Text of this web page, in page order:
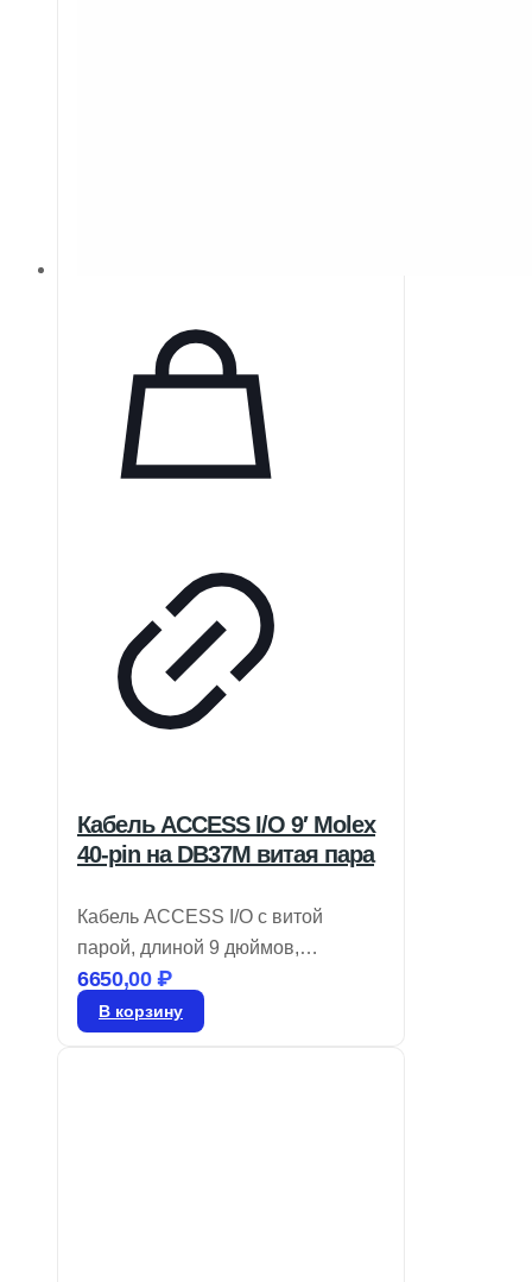
Кабель ACCESS I/O 9′ Molex
40-pin на DB37M витая пара
Кабель ACCESS I/O с витой
парой, длиной 9 дюймов,
переходник Molex 40-pin на
DB37M. Артикул: CAB-M.2-ADIO.
6650,00₽
В корзину